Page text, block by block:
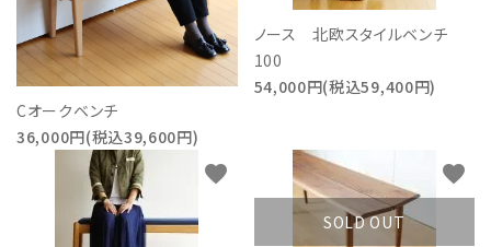
Cオークベンチ
36,000円(税込39,600円)
ノース 北欧スタイルベンチ
100
54,000円(税込59,400円)
favorite
SOLD OUT
favorite